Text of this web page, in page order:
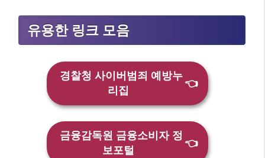
유용한 링크 모음
경찰청 사이버범죄 예방누
리집
👈
금융감독원 금융소비자 정
보포털
👈